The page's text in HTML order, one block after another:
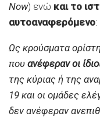
Now) ενώ και το
αυτοαναφερόμενο:
Ως κρούσματα
που ανέφεραν οι
της κύριας ή της
19 και οι ομάδες
δεν ανέφεραν